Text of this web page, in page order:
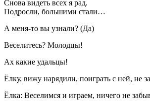
Снова видеть всех я рад.
Подросли, большими стали…
А меня-то вы узнали? (Да)
Веселитесь? Молодцы!
Ах какие удальцы!
Ёлку, вижу нарядили, поиграть с ней, не
Ёлка: Веселимся и играем, ничего не